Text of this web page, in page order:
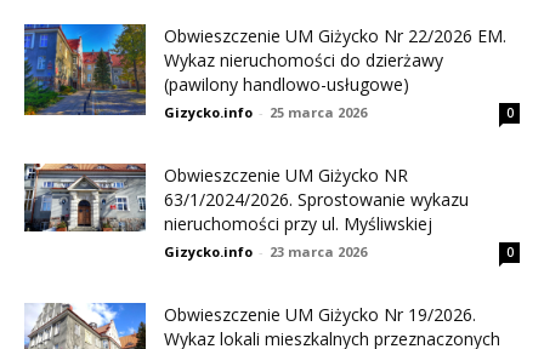
Obwieszczenie UM Giżycko Nr 22/2026 EM.
Wykaz nieruchomości do dzierżawy
(pawilony handlowo-usługowe)
Gizycko.info - 25 marca 2026 0
Obwieszczenie UM Giżycko NR
63/1/2024/2026. Sprostowanie wykazu
nieruchomości przy ul. Myśliwskiej
Gizycko.info - 23 marca 2026 0
Obwieszczenie UM Giżycko Nr 19/2026.
Wykaz lokali mieszkalnych przeznaczonych